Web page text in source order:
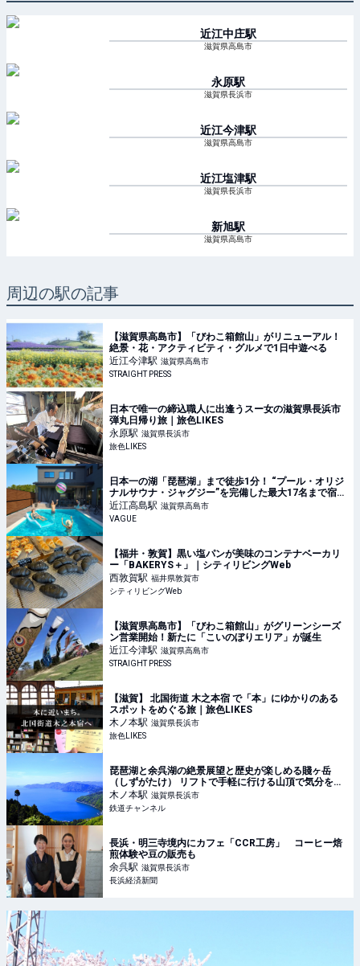
近江中庄駅
滋賀県高島市
永原駅
滋賀県長浜市
近江今津駅
滋賀県高島市
近江塩津駅
滋賀県長浜市
新旭駅
滋賀県高島市
周辺の駅の記事
【滋賀県高島市】「びわこ箱館山」がリニューアル！
絶景・花・アクティビティ・グルメで1日中遊べる
近江今津駅 滋賀県高島市
STRAIGHT PRESS
日本で唯一の締込職人に出逢うスー女の滋賀県長浜市
弾丸日帰り旅｜旅色LIKES
永原駅 滋賀県長浜市
旅色LIKES
日本一の湖「琵琶湖」まで徒歩1分！ “プール・オリジ
ナルサウナ・ジャグジー”を完備した最大17名まで宿泊
可能な貸別荘の魅力とは | VAGUE(ヴァーグ)
近江高島駅 滋賀県高島市
VAGUE
【福井・敦賀】黒い塩パンが美味のコンテナベーカリ
ー「BAKERYS＋」｜シティリビングWeb
西敦賀駅 福井県敦賀市
シティリビングWeb
【滋賀県高島市】「びわこ箱館山」がグリーンシーズ
ン営業開始！新たに「こいのぼりエリア」が誕生
近江今津駅 滋賀県高島市
STRAIGHT PRESS
【滋賀】 北国街道 木之本宿 で「本」にゆかりのある
スポットをめぐる旅｜旅色LIKES
木ノ本駅 滋賀県長浜市
旅色LIKES
琵琶湖と余呉湖の絶景展望と歴史が楽しめる賤ヶ岳
（しずがたけ） リフトで手軽に行ける山頂で気分をリ
フレッシュ（滋賀県 長浜市） | コラム | 鉄道チャンネ
ル
木ノ本駅 滋賀県長浜市
鉄道チャンネル
長浜・明三寺境内にカフェ「CCR工房」 コーヒー焙
煎体験や豆の販売も
余呉駅 滋賀県長浜市
長浜経済新聞